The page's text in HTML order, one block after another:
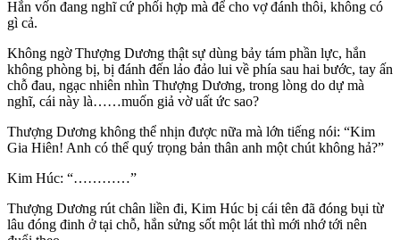
Hắn vốn đang nghĩ cứ phối hợp mà để cho vợ đánh thôi, không có
gì cả.
Không ngờ Thượng Dương thật sự dùng bảy tám phần lực, hắn
không phòng bị, bị đánh đến lảo đảo lui về phía sau hai bước, tay ấn
chỗ đau, ngạc nhiên nhìn Thượng Dương, trong lòng do dự mà
nghĩ, cái này là……muốn giả vờ uất ức sao?
Thượng Dương không thể nhịn được nữa mà lớn tiếng nói: “Kim
Gia Hiên! Anh có thể quý trọng bản thân anh một chút không hả?”
Kim Húc: “…………”
Thượng Dương rút chân liền đi, Kim Húc bị cái tên đã đóng bụi từ
lâu đóng đinh ở tại chỗ, hắn sửng sốt một lát thì mới nhớ tới nên